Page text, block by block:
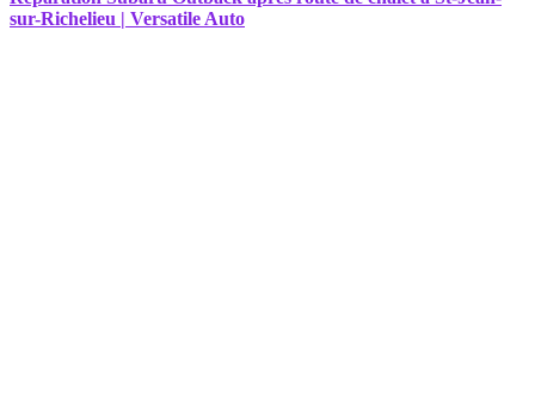
sur-Richelieu | Versatile Auto